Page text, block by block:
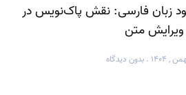
زبان فارسی: نقش پاک‌نویس در
ویرایش متن
بدون دیدگاه